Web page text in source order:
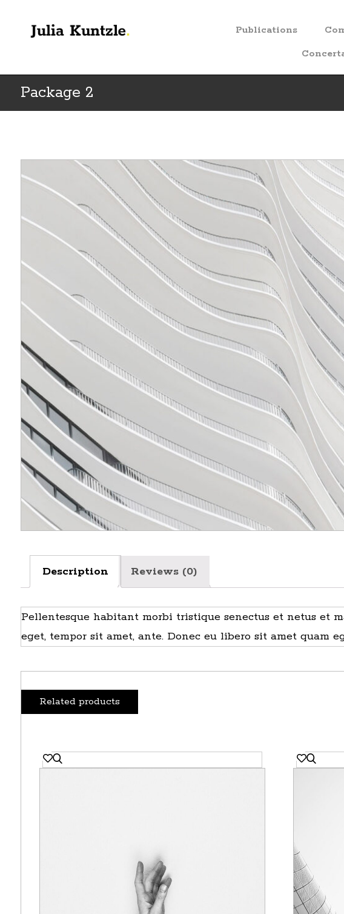
Publications
Package 2
Description Reviews (0)
Pellentesque habitant morbi tristique senectus et netus et
eget, tempor sit amet, ante. Donec eu libero sit amet quam
Related products